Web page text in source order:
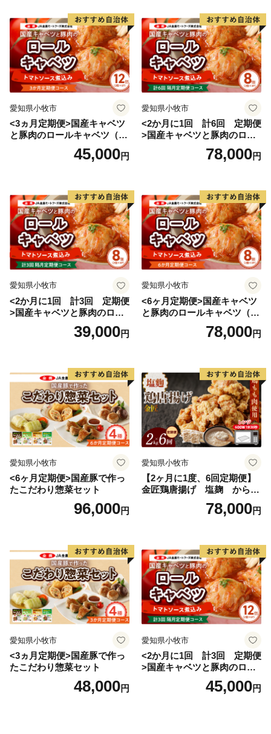
愛知県小牧市
<3ヵ月定期便>国産キャベツ
と豚肉のロールキャベツ（6P
45,000円
愛知県小牧市
<2か月に1回 計6回 定期便
>国産キャベツと豚肉のロー
ルキャベツ（4P入り）
78,000円
愛知県小牧市
<2か月に1回 計3回 定期便
>国産キャベツと豚肉のロー
ルキャベツ（4P入り）
39,000円
愛知県小牧市
<6ヶ月定期便>国産キャベツ
と豚肉のロールキャベツ（4P
78,000円
愛知県小牧市
<6ヶ月定期便>国産豚で作っ
たこだわり惣菜セット
96,000円
愛知県小牧市
【2ヶ月に1度、6回定期便】
金匠鶏唐揚げ 塩麹 からあ
78,000円
愛知県小牧市
<3ヵ月定期便>国産豚で作っ
たこだわり惣菜セット
48,000円
愛知県小牧市
<2か月に1回 計3回 定期便
>国産キャベツと豚肉のロー
ルキャベツ（6P入り）
45,000円